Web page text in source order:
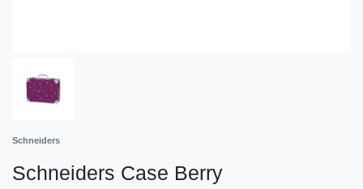
Schneiders
Schneiders Case Berry